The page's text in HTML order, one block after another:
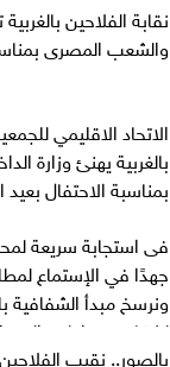
نقابة الفلاحين
والشعب المصرى
الاتحاد الاقليمي
بالغربية يهنئ وزارة
بمناسبة الاحتفال
فى استجابة سريعة
جهدًا في الإستماع
ونرسخ مبدأ الشفافية
لشكاوى مواطني
بالصور.. نقيب